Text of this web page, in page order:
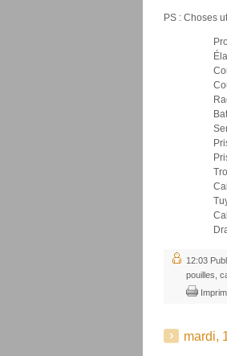
PS : Choses
12:03
pouilles
mardi,